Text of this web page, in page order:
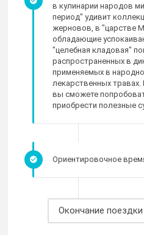
в кулинарии народов
период" удивит
жерновов, в "царстве
обладающие
"целебная кладовая"
распространенных в
применяемых в
лекарственных
вы сможете
приобрести полезные
Ориентировочное